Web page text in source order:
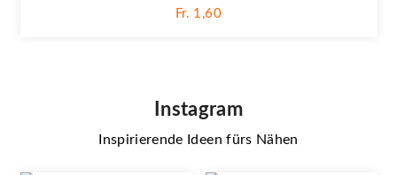
Fr. 1,60
Instagram
Inspirierende Ideen fürs Nähen